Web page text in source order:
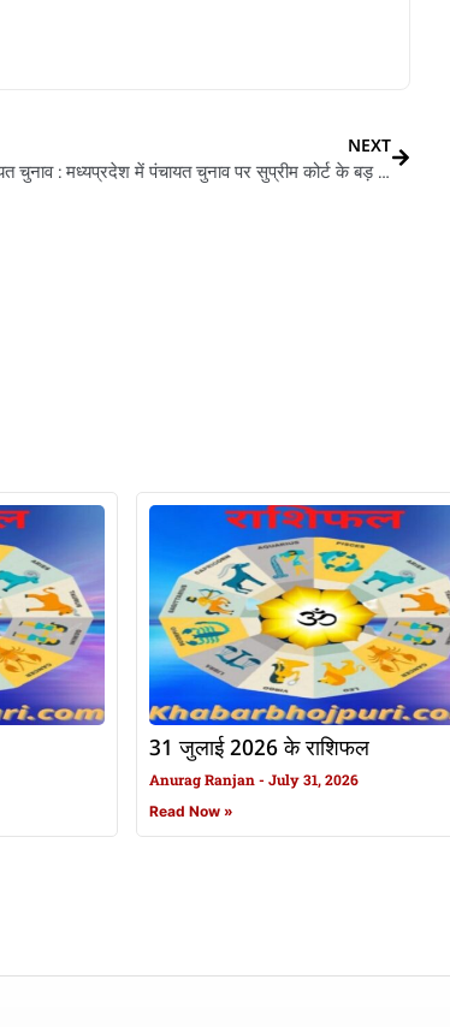
NEXT
मध्य-प्रदेश पंचायत चुनाव : मध्यप्रदेश में पंचायत चुनाव पर सुप्रीम कोर्ट के बड़ फैसला
31 जुलाई 2026 के राशिफल
Anurag Ranjan July 31, 2026
Read Now »